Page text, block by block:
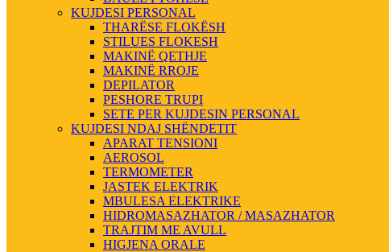
KUJDESI PERSONAL
THARËSE FLOKËSH
STILUES FLOKESH
MAKINË QETHJE
MAKINË RROJE
DEPILATOR
PESHORE TRUPI
SETE PER KUJDESIN PERSONAL
KUJDESI NDAJ SHËNDETIT
APARAT TENSIONI
AEROSOL
TERMOMETER
JASTEK ELEKTRIK
MBULESA ELEKTRIKE
HIDROMASAZHATOR / MASAZHATOR
TRAJTIM ME AVULL
HIGJENA ORALE